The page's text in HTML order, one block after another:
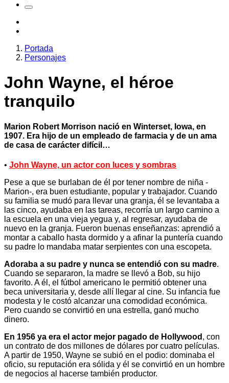
Portada
Personajes
John Wayne, el héroe
tranquilo
Marion Robert Morrison nació en Winterset, Iowa, en
1907. Era hijo de un empleado de farmacia y de un ama
de casa de carácter difícil…
• John Wayne, un actor con luces y sombras
Pese a que se burlaban de él por tener nombre de niña -
Marion-, era buen estudiante, popular y trabajador. Cuando
su familia se mudó para llevar una granja, él se levantaba a
las cinco, ayudaba en las tareas, recorría un largo camino a
la escuela en una vieja yegua y, al regresar, ayudaba de
nuevo en la granja. Fueron buenas enseñanzas: aprendió a
montar a caballo hasta dormido y a afinar la puntería cuando
su padre lo mandaba matar serpientes con una escopeta.
Adoraba a su padre y nunca se entendió con su madre.
Cuando se separaron, la madre se llevó a Bob, su hijo
favorito. A él, el fútbol americano le permitió obtener una
beca universitaria y, desde allí llegar al cine. Su infancia fue
modesta y le costó alcanzar una comodidad económica.
Pero cuando se convirtió en una estrella, ganó mucho
dinero.
En 1956 ya era el actor mejor pagado de Hollywood , con
un contrato de dos millones de dólares por cuatro películas.
A partir de 1950, Wayne se subió en el podio: dominaba el
oficio, su reputación era sólida y él se convirtió en un hombre
de negocios al hacerse también productor.